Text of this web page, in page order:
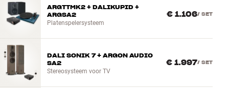
ARGTTMK2 + DALIKUPID +
ARGSA2
Platenspelersysteem
€ 1.106/ SET
DALI SONIK 7 + ARGON AUDIO
SA2
Stereosysteem voor TV
€ 1.997/ SET